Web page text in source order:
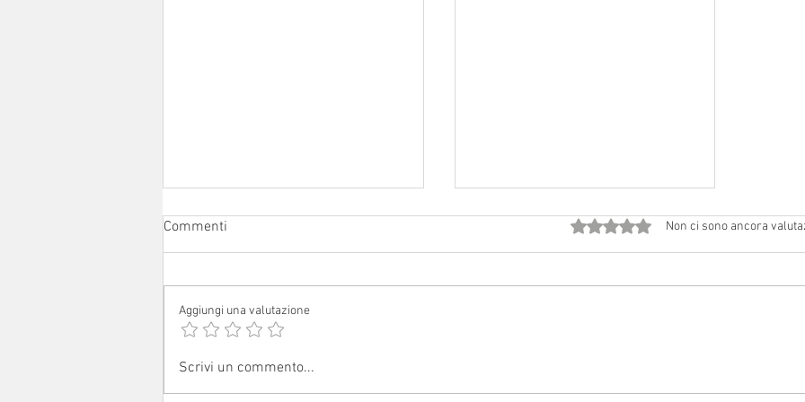
Sabato 1° agosto 2026: festa
Commenti Valutazione 0 stelle su 5.
Non ci sono ancora
Aggiungi una valutazione
Scrivi un commento...